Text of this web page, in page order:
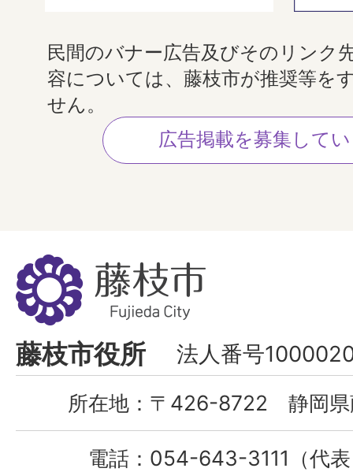
民間のバナー広告及びそのリンク
容については、藤枝市が推奨等を
せん。
広告掲載を募集して
藤
枝
市
Fujieda
City
藤枝市役所 法人番号
所在地： 〒426-8722 静岡県
電話： 054-643-3111（代